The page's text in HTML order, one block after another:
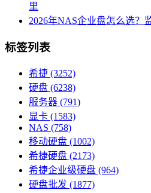
里
2026年NAS企业盘怎么选？
标签列表
希捷 (3252)
硬盘 (6238)
服务器 (791)
显卡 (1583)
NAS (758)
移动硬盘 (1002)
希捷硬盘 (2173)
希捷企业级硬盘 (964)
硬盘批发 (1877)